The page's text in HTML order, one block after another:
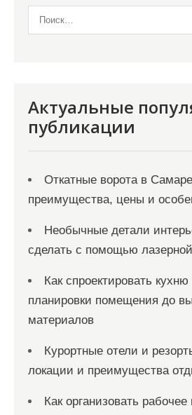
Актуальные
публикации
Откатные ворота в
преимущества, цены и
Необычные детали
сделать с помощью
Как спроектировать
планировки помещения до
материалов
Курортные отели и
локации и преимущества
Как организовать рабочее